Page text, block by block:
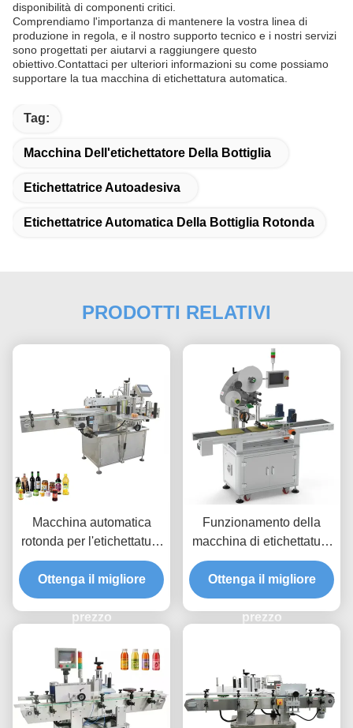
disponibilità di componenti critici.
Comprendiamo l'importanza di mantenere la vostra linea di
produzione in regola, e il nostro supporto tecnico e i nostri servizi
sono progettati per aiutarvi a raggiungere questo
obiettivo.Contattaci per ulteriori informazioni su come possiamo
supportare la tua macchina di etichettatura automatica.
Tag:
Macchina Dell'etichettatore Della Bottiglia
Etichettatrice Autoadesiva
Etichettatrice Automatica Della Bottiglia Rotonda
PRODOTTI RELATIVI
Macchina automatica
rotonda per l'etichettatura
delle bottiglie di 250 kg di
capacità per un processo
rapido e preciso
Ottenga il migliore
prezzo
Funzionamento della
macchina di etichettatura
automatica ad alta
precisione a destra o a
sinistra
Ottenga il migliore
prezzo